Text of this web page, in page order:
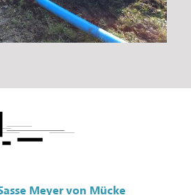
Meyer von Mücke